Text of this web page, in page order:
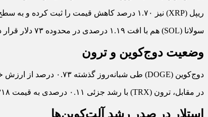
ریپل (XRP) نیز ۱.۷۰ درصد کاهش قیمت را ثبت کرده و به سطح ۱.۲۰ دلار رسیده است.
سولانا (SOL) هم با افت ۱.۱۹ درصدی در محدوده ۷۳ دلار قرار دارد و همچنان یکی از مهم‌ترین رقبای اتریوم در بازار قراردادهای هوشمند محسوب می‌شود.
وضعیت دوج‌کوین و ترون
دوج‌کوین (DOGE) طی شبانه‌روز گذشته ۰.۷۳ درصد از ارزش خود را از دست داده و اکنون در محدوده ۰.۰۸۶ دلار معامله می‌شود.
در مقابل، ترون (TRX) با رشد جزئی ۰.۱۱ درصدی به قیمت ۰.۳۱۸ دلار رسیده است. ترون یکی از معدود رمزارزهای بزرگ بازار بود که تا این لحظه از معاملات امروز در محدوده مثبت باقی مانده است.
استلار در صدر رشد آلت‌کوین‌ها